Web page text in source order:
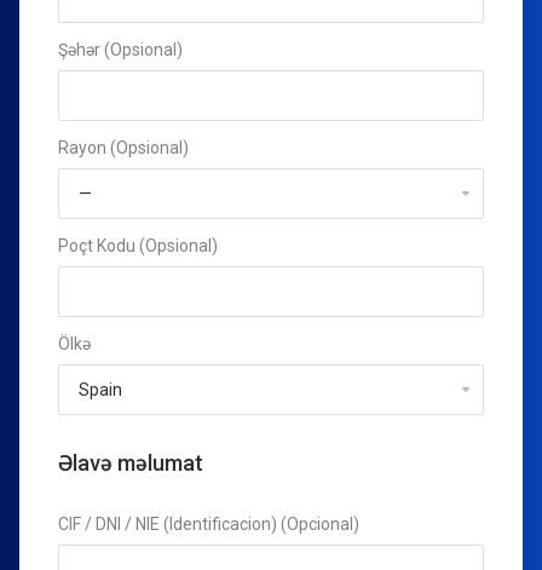
Şəhər (Opsional)
Rayon (Opsional)
Poçt Kodu (Opsional)
Ölkə
Əlavə məlumat
CIF / DNI / NIE (Identificacion) (Opcional)